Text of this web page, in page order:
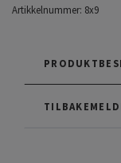
Artikkelnummer: 8x9